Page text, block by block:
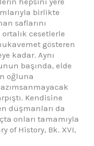
birlikte
saflarını
cesetlerle
gösteren
kadar. Aynı
başında, elde
oğluna
Kendisine
düşmanları da
onları tamamıyla
of History, Bk. XVI,